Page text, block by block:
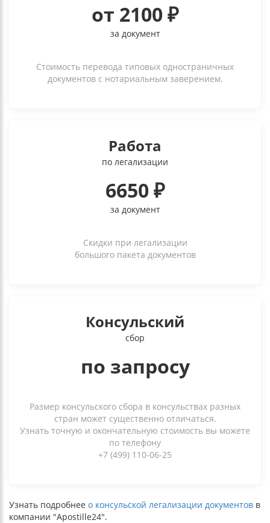
от 2100 ₽
за документ
Стоимость перевода типовых одностраничных
документов с нотариальным заверением.
Работа
по легализации
6650 ₽
за документ
Скидки при легализации
большого пакета документов
Консульский
сбор
по запросу
Размер консульского сбора в консульствах разных
стран может существенно отличаться.
Узнать точную и окончательную стоимость вы можете
по телефону
+7 (499) 110-06-25
Узнать подробнее о консульской легализации документов в
компании "Apostille24".